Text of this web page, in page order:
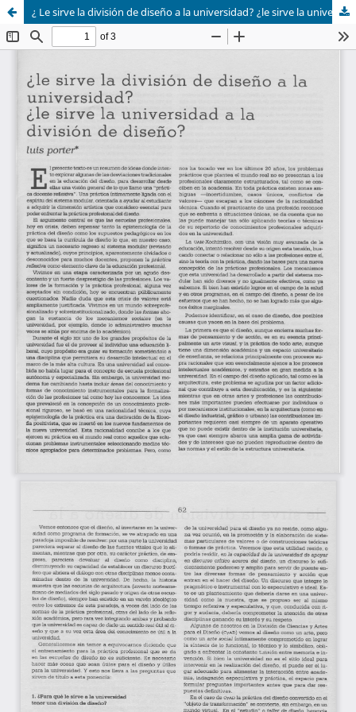
¿ Le sirve la división de diseño a la universidad? ¿le sirve la universidad a la división de diseño?